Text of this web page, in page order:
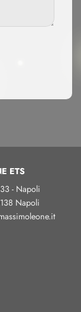
ETS
- Napoli
Napoli